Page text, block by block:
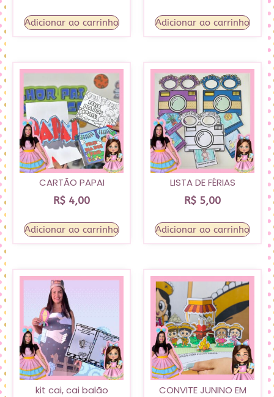
Adicionar ao carrinho Adicionar ao carrinho
CARTÃO PAPAI
R$ 4,00
Adicionar ao carrinho
LISTA DE FÉRIAS
R$ 5,00
Adicionar ao carrinho
kit cai, cai balão
CONVITE JUNINO EM